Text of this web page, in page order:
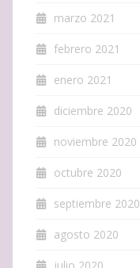
marzo 2021
febrero 2021
enero 2021
diciembre 2020
noviembre 2020
octubre 2020
septiembre 2020
agosto 2020